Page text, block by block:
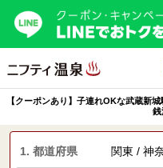
【クーポンあり】子連れOKな武蔵新
銭
1. 都道府県 関東 / 神